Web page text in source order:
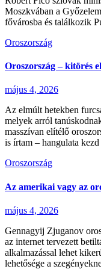
Moszkvában a
fővárosba és találkozik
Oroszország
Oroszország – kitörés
május 4, 2026
Az elmúlt hetekben
melyek arról
masszívan elítélő
is írtam – hangulata
Oroszország
Az amerikai vagy az
május 4, 2026
Gennagyij Zjuganov
az internet tervezett
alkalmazással lehet
lehetősége a